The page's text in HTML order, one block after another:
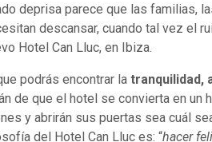
deprisa parece que las familias,
descansar, cuando tal vez el
Hotel Can Lluc, en Ibiza.
podrás encontrar la tranquilidad,
de que el hotel se convierta en
y abrirán sus puertas sea cuál
del Hotel Can Lluc es: “hacer